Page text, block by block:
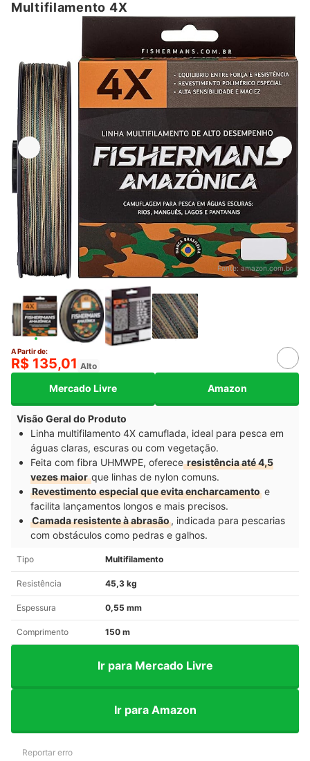
Multifilamento 4X
Fonte:amazon.com.br
A Partir de:
R$ 135,01 Alto
Mercado Livre Amazon
Visão Geral do Produto
Linha multifilamento 4X camuflada, ideal para pesca em
águas claras, escuras ou com vegetação.
Feita com fibra UHMWPE, ofereceresistência até 4,5
vezes maiorque linhas de nylon comuns.
Revestimento especial que evita encharcamento e
facilita lançamentos longos e mais precisos.
Camada resistente à abrasão, indicada para pescarias
com obstáculos como pedras e galhos.
Tipo Multifilamento
Resistência 45,3 kg
Espessura 0,55 mm
Comprimento 150 m
Ir para Mercado Livre
Ir para Amazon
Reportar erro